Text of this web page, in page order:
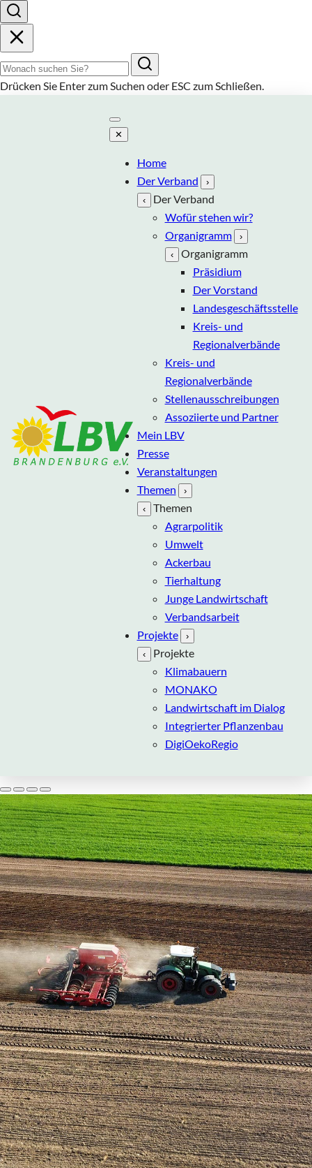
Suchbegriff
Drücken Sie Enterzum Suchen oder ESCzum Schließen.
✕
Home
Der Verband
›
‹
Der Verband
Wofür stehen wir?
Organigramm
›
‹
Organigramm
Präsidium
Der Vorstand
Landesgeschäftsstelle
Kreis- und
Regionalverbände
Kreis- und
Regionalverbände
Stellenausschreibungen
Assoziierte und Partner
Mein LBV
Presse
Veranstaltungen
Themen
›
‹
Themen
Agrarpolitik
Umwelt
Ackerbau
Tierhaltung
Junge Landwirtschaft
Verbandsarbeit
Projekte
›
‹
Projekte
Klimabauern
MONAKO
Landwirtschaft im Dialog
Integrierter Pflanzenbau
DigiOekoRegio